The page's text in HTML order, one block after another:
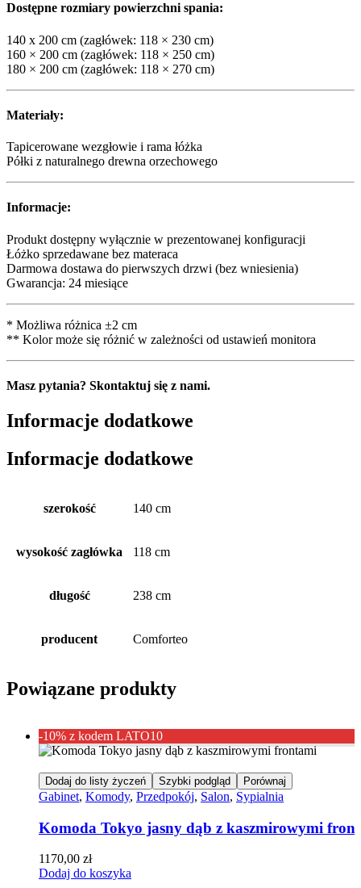
Dostępne rozmiary powierzchni spania:
140 x 200 cm (zagłówek: 118 × 230 cm)
160 × 200 cm (zagłówek: 118 × 250 cm)
180 × 200 cm (zagłówek: 118 × 270 cm)
Materiały:
Tapicerowane wezgłowie i rama łóżka
Półki z naturalnego drewna orzechowego
Informacje:
Produkt dostępny wyłącznie w prezentowanej konfiguracji
Łóżko sprzedawane bez materaca
Darmowa dostawa do pierwszych drzwi (bez wniesienia)
Gwarancja: 24 miesiące
* Możliwa różnica ±2 cm
** Kolor może się różnić w zależności od ustawień monitora
Masz pytania? Skontaktuj się z nami.
Informacje dodatkowe
Informacje dodatkowe
szerokość 140 cm
wysokość zagłówka 118 cm
długość 238 cm
producent Comforteo
Powiązane produkty
-10% z kodem LATO10
Dodaj do listy życzeń Szybki podgląd Porównaj
Gabinet, Komody, Przedpokój, Salon, Sypialnia
Komoda Tokyo jasny dąb z kaszmirowymi
1170,00 zł
Dodaj do koszyka